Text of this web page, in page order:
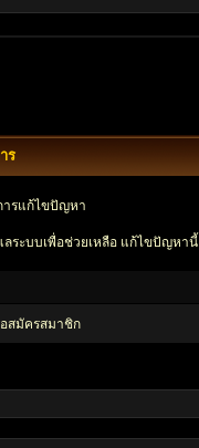
ร
ารแก้ไขปัญหา
ระบบเพื่อช่วยเหลือ แก้ไขปัญหานี้
สมัครสมาชิก